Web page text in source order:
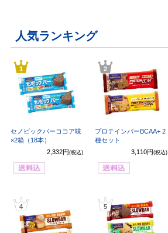
人気ランキング
1
セノビックバーココア味
×2箱（18本）
2,332円 (税込)
2
プロテインバーBCAA+ 2
種セット
3,110円 (税込)
4 5